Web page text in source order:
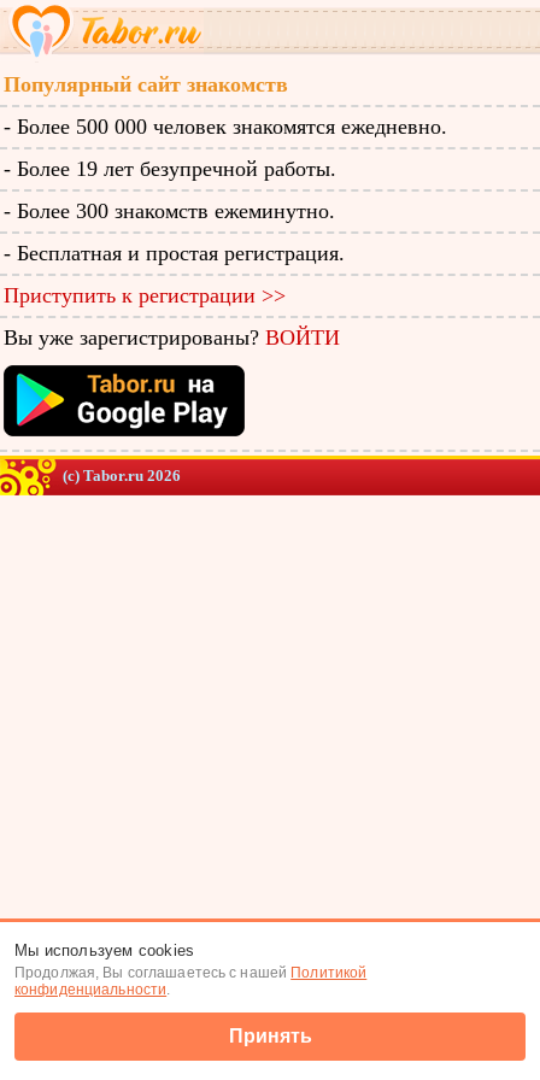
Популярный сайт знакомств
- Более 500 000 человек знакомятся ежедневно.
- Более 19 лет безупречной работы.
- Более 300 знакомств ежеминутно.
- Бесплатная и простая регистрация.
Приступить к регистрации >>
Вы уже зарегистрированы? ВОЙТИ
(c) Tabor.ru 2026
Мы используем cookies
Продолжая, Вы соглашаетесь с нашей Политикой
конфиденциальности.
Принять